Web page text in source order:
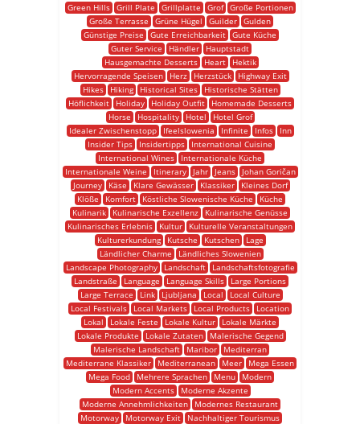
Green Hills
Grill Plate Grillplatte Grof
Große Portionen
Große Terrasse
Grüne Hügel Guilder Gulden
Günstige Preise
Gute Erreichbarkeit Gute Küche
Guter Service
Händler
Hauptstadt
Hausgemachte Desserts
Heart
Hektik
Hervorragende Speisen
Herz Herzstück
Highway Exit
Hikes
Hiking Historical Sites
Historische Stätten
Höflichkeit
Holiday Holiday Outfit
Homemade Desserts
Horse
Hospitality Hotel
Hotel Grof
Idealer Zwischenstopp
Ifeelslowenia Infinite Infos
Inn
Insider Tips
Insidertipps
International Cuisine
International Wines
Internationale Küche
Internationale Weine
Itinerary Jahr Jeans
Johan Goričan
Journey
Käse Klare Gewässer Klassiker
Kleines Dorf
Klöße
Komfort Köstliche Slowenische Küche
Küche
Kulinarik
Kulinarische Exzellenz
Kulinarische Genüsse
Kulinarisches Erlebnis
Kultur
Kulturelle Veranstaltungen
Kulturerkundung
Kutsche Kutschen
Lage
Ländlicher Charme
Ländliches Slowenien
Landscape Photography
Landschaft
Landschaftsfotografie
Landstraße
Language Language Skills
Large Portions
Large Terrace
Link Ljubljana Local
Local Culture
Local Festivals
Local Markets Local Products
Location
Lokal
Lokale Feste Lokale Kultur
Lokale Märkte
Lokale Produkte
Lokale Zutaten
Malerische Gegend
Malerische Landschaft
Maribor
Mediterran
Mediterrane Klassiker
Mediterranean Meer
Mega Essen
Mega Food
Mehrere Sprachen Menu
Modern
Modern Accents
Moderne Akzente
Moderne Annehmlichkeiten
Modernes Restaurant
Motorway
Motorway Exit
Nachhaltiger Tourismus